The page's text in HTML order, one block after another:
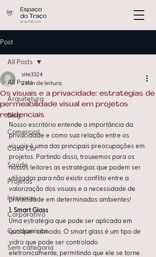
Post
All Posts
Arquitetura
Blog
Comercial
Casa Cor
Saúde
Projetos
Interiores
Corporativo
Condomínios
Sem categoria
All Posts
Os visuais e a privacidade: estratégias de
permeabilidade visual em projetos
residenciais
site3324
2 min de leitura
Nosso escritório entende a importância da
privacidade e como sua relação entre os
visuais é uma das principais preocupações em
projetos. Partindo disso, trouxemos para os
nossos leitores as estratégias que podem ser
utilizadas para não existir conflito entre a
valorização dos visuais e a necessidade de
privacidade em determinados ambientes!
1. Smart Glass
Uma estratégia que pode ser aplicada em
qualquer cômodo. O smart glass é um tipo de
vidro que pode ser controlado
eletronicamente, permitindo que ele se torne